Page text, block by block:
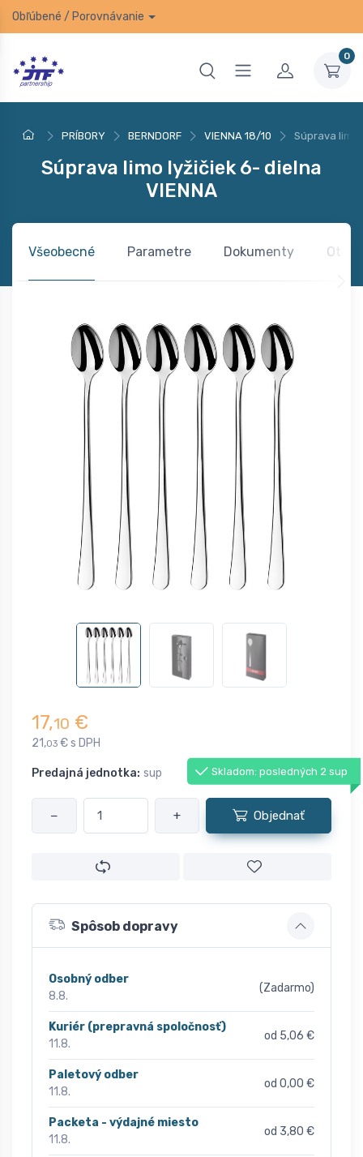
Obľúbené / Porovnávanie
0
PRÍBORY BERNDORF VIENNA 18/10 Súprava limo
Súprava limo lyžičiek 6- dielna
VIENNA
Všeobecné Parametre Dokumenty
17,10 €
21,03 € s DPH
Predajná jednotka: sup Skladom: posledných 2 sup
− + Objednať
Spôsob dopravy
Osobný odber
8.8.
(Zadarmo)
Kuriér (prepravná spoločnosť)
11.8.
od 5,06 €
Paletový odber
11.8.
od 0,00 €
Packeta - výdajné miesto
11.8.
od 3,80 €